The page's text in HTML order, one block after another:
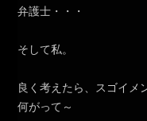
弁護士・・・
そして私。
良く考えたら、スゴイメ
何がって～